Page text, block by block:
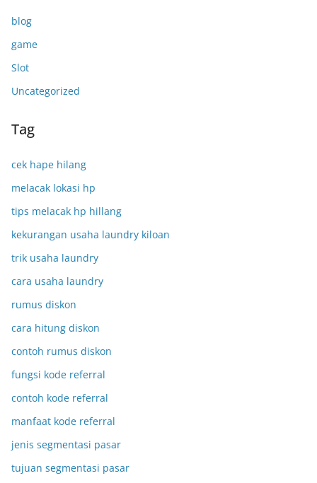
blog
game
Slot
Uncategorized
Tag
cek hape hilang
melacak lokasi hp
tips melacak hp hillang
kekurangan usaha laundry kiloan
trik usaha laundry
cara usaha laundry
rumus diskon
cara hitung diskon
contoh rumus diskon
fungsi kode referral
contoh kode referral
manfaat kode referral
jenis segmentasi pasar
tujuan segmentasi pasar